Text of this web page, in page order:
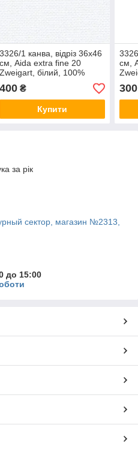
3326/1 канва, відріз 36x46
см, Aida extra fine 20
Zweigart, білий, 100%
бавовна
400₴
Купити
см,
300
за рік
сектор, магазин №2313,
до 15:00